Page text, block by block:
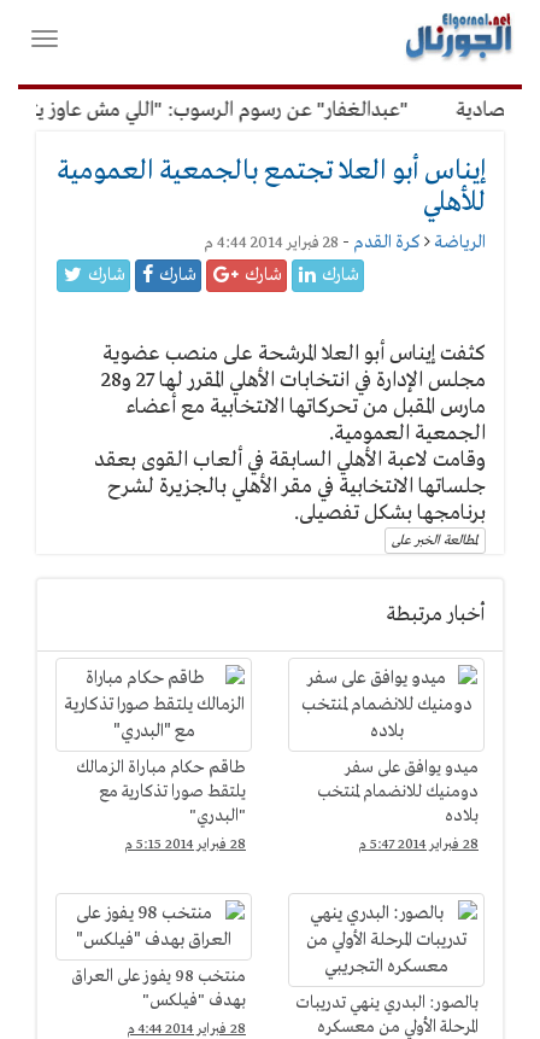
القائمة
الرئيسية
فتح
"عبدالغفار" عن رسوم الرسوب: "اللي مش عاوز
إيناس أبو العلا تجتمع بالجمعية العمومية
للأهلي
الرياضة كرة القدم - 28 فبراير 2014 4:44 م
شارك شارك شارك شارك
كثفت إيناس أبو العلا المرشحة على منصب عضوية
مجلس الإدارة في انتخابات الأهلي المقرر لها 27 و28
مارس المقبل من تحركاتها الانتخابية مع أعضاء
الجمعية العمومية.
وقامت لاعبة الأهلي السابقة في ألعاب القوى بعقد
جلساتها الانتخابية في مقر الأهلي بالجزيرة لشرح
برنامجها بشكل تفصيلى.
لمطالعة الخبر على
أخبار مرتبطة
ميدو يوافق على سفر
دومنيك للانضمام لمنتخب
بلاده
28 فبراير 2014 5:47 م
طاقم حكام مباراة الزمالك
يلتقط صورا تذكارية مع
"البدري"
28 فبراير 2014 5:15 م
بالصور: البدري ينهي تدريبات
المرحلة الأولي من معسكره
منتخب 98 يفوز على العراق
بهدف "فيلكس"
28 فبراير 2014 4:44 م